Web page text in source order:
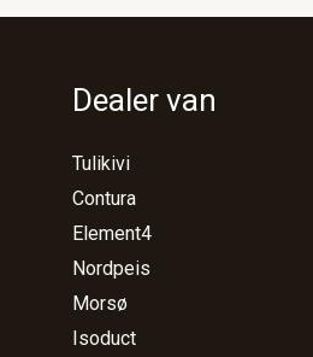
Dealer van
Tulikivi
Contura
Element4
Nordpeis
Morsø
Isoduct